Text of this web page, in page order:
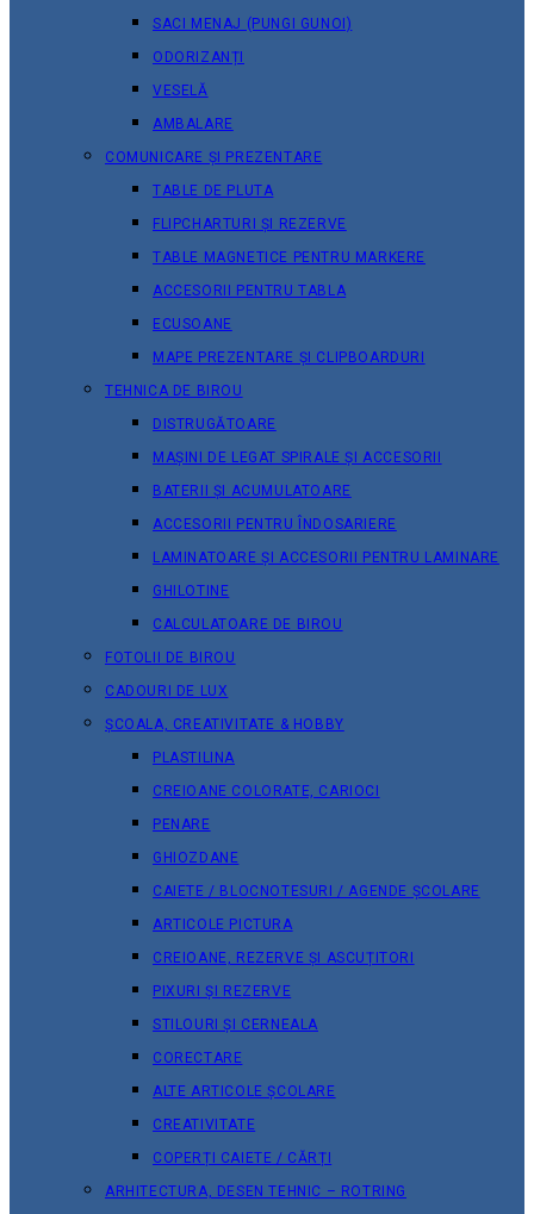
SACI MENAJ (PUNGI GUNOI)
ODORIZANȚI
VESELĂ
AMBALARE
COMUNICARE ȘI PREZENTARE
TABLE DE PLUTA
FLIPCHARTURI ȘI REZERVE
TABLE MAGNETICE PENTRU MARKERE
ACCESORII PENTRU TABLA
ECUSOANE
MAPE PREZENTARE ȘI CLIPBOARDURI
TEHNICA DE BIROU
DISTRUGĂTOARE
MAȘINI DE LEGAT SPIRALE ȘI ACCESORII
BATERII ȘI ACUMULATOARE
ACCESORII PENTRU ÎNDOSARIERE
LAMINATOARE ȘI ACCESORII PENTRU LAMINARE
GHILOTINE
CALCULATOARE DE BIROU
FOTOLII DE BIROU
CADOURI DE LUX
ȘCOALA, CREATIVITATE & HOBBY
PLASTILINA
CREIOANE COLORATE, CARIOCI
PENARE
GHIOZDANE
CAIETE / BLOCNOTESURI / AGENDE ȘCOLARE
ARTICOLE PICTURA
CREIOANE, REZERVE ȘI ASCUȚITORI
PIXURI ȘI REZERVE
STILOURI ȘI CERNEALA
CORECTARE
ALTE ARTICOLE ȘCOLARE
CREATIVITATE
COPERȚI CAIETE / CĂRȚI
ARHITECTURA, DESEN TEHNIC – ROTRING